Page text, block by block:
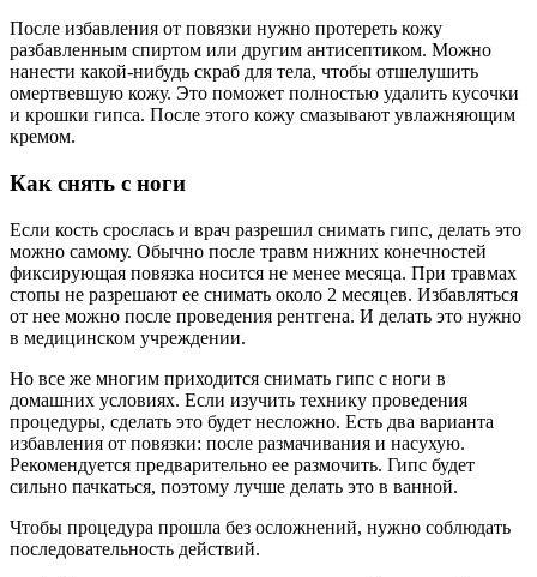
После избавления от повязки нужно протереть кожу
разбавленным спиртом или другим антисептиком. Можно
нанести какой-нибудь скраб для тела, чтобы отшелушить
омертвевшую кожу. Это поможет полностью удалить кусочки
и крошки гипса. После этого кожу смазывают увлажняющим
кремом.
Как снять с ноги
Если кость срослась и врач разрешил снимать гипс, делать это
можно самому. Обычно после травм нижних конечностей
фиксирующая повязка носится не менее месяца. При травмах
стопы не разрешают ее снимать около 2 месяцев. Избавляться
от нее можно после проведения рентгена. И делать это нужно
в медицинском учреждении.
Но все же многим приходится снимать гипс с ноги в
домашних условиях. Если изучить технику проведения
процедуры, сделать это будет несложно. Есть два варианта
избавления от повязки: после размачивания и насухую.
Рекомендуется предварительно ее размочить. Гипс будет
сильно пачкаться, поэтому лучше делать это в ванной.
Чтобы процедура прошла без осложнений, нужно соблюдать
последовательность действий.